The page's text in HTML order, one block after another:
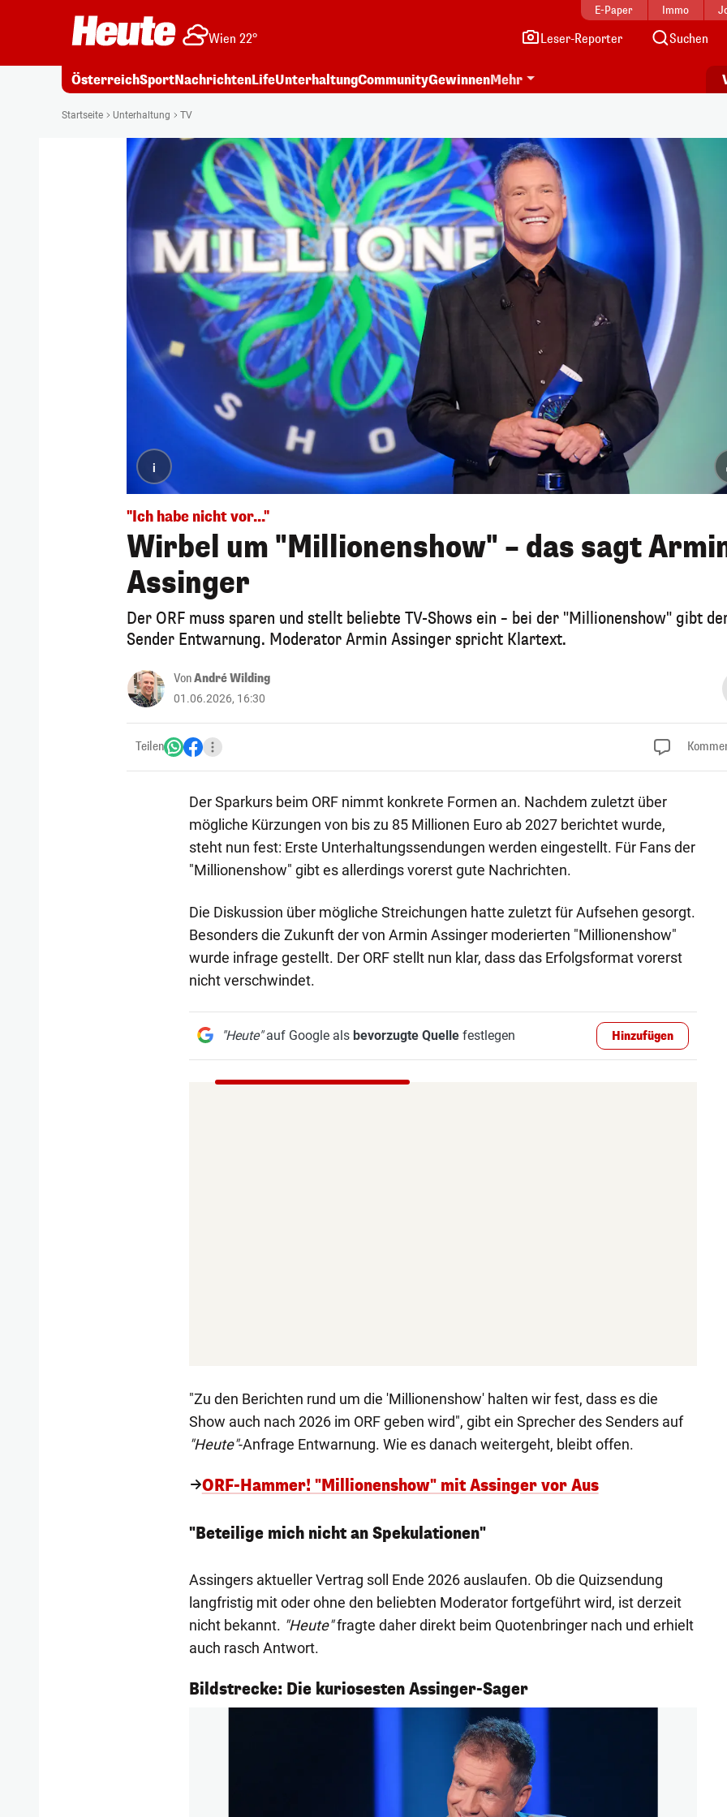
E-Paper Immo
Wien 22° Leser-Reporter Suchen
ÖsterreichSportNachrichtenLifeUnterhaltungCommunityGewinnenMehr
Startseite Unterhaltung TV
i
"Ich habe nicht vor..."
Wirbel um "Millionenshow" – das sagt
Assinger
Der ORF muss sparen und stellt beliebte TV-Shows ein – bei der "Millionenshow" gibt
Sender Entwarnung. Moderator Armin Assinger spricht Klartext.
VonAndré Wilding
01.06.2026, 16:30
Teilen
Der Sparkurs beim ORF nimmt konkrete Formen an. Nachdem zuletzt über
mögliche Kürzungen von bis zu 85 Millionen Euro ab 2027 berichtet wurde,
steht nun fest: Erste Unterhaltungssendungen werden eingestellt. Für Fans der
"Millionenshow" gibt es allerdings vorerst gute Nachrichten.
Die Diskussion über mögliche Streichungen hatte zuletzt für Aufsehen gesorgt.
Besonders die Zukunft der von Armin Assinger moderierten "Millionenshow"
wurde infrage gestellt. Der ORF stellt nun klar, dass das Erfolgsformat vorerst
nicht verschwindet.
"Heute"auf Google als bevorzugte Quellefestlegen Hinzufügen
"Zu den Berichten rund um die 'Millionenshow' halten wir fest, dass es die
Show auch nach 2026 im ORF geben wird", gibt ein Sprecher des Senders auf
"Heute"-Anfrage Entwarnung. Wie es danach weitergeht, bleibt offen.
ORF-Hammer! "Millionenshow" mit Assinger vor Aus
"Beteilige mich nicht an Spekulationen"
Assingers aktueller Vertrag soll Ende 2026 auslaufen. Ob die Quizsendung
langfristig mit oder ohne den beliebten Moderator fortgeführt wird, ist derzeit
nicht bekannt. "Heute"fragte daher direkt beim Quotenbringer nach und erhielt
auch rasch Antwort.
Bildstrecke: Die kuriosesten Assinger-Sager
1/5